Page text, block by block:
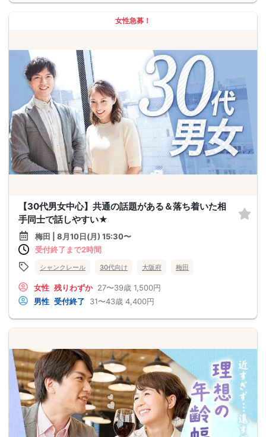
女性急募！
【30代男女中心】共通の話題がある＆落ち着いた相
手同士で話しやすい★
梅田 | 8月10日(月) 15:30〜
受付終了まで2時間
シャンクレール 30代向け 大阪府 梅田
女性 残りわずか 27〜39歳 1,500円
男性 受付終了 31〜43歳 4,400円